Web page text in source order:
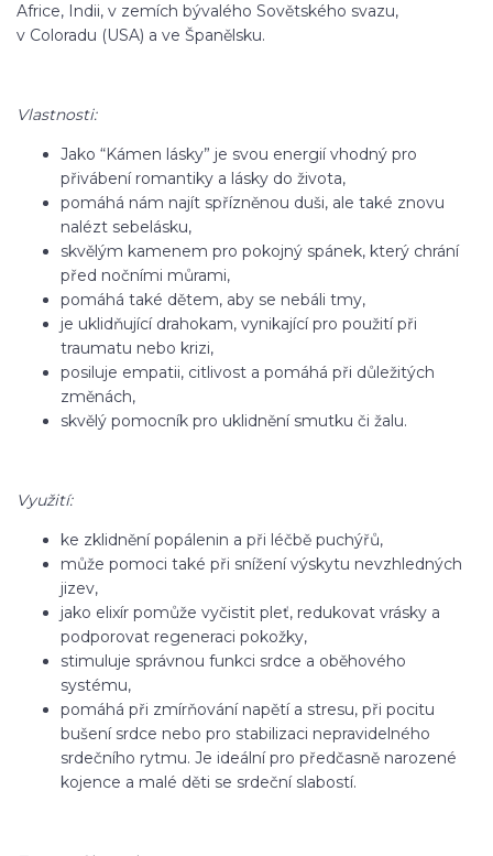
Africe, Indii, v zemích bývalého Sovětského svazu,
v Coloradu (USA) a ve Španělsku.
Vlastnosti:
Jako “Kámen lásky” je svou energií vhodný pro
přivábení romantiky a lásky do života,
pomáhá nám najít spřízněnou duši, ale také znovu
nalézt sebelásku,
skvělým kamenem pro pokojný spánek, který chrání
před nočními můrami,
pomáhá také dětem, aby se nebáli tmy,
je uklidňující drahokam, vynikající pro použití při
traumatu nebo krizi,
posiluje empatii, citlivost a pomáhá při důležitých
změnách,
skvělý pomocník pro uklidnění smutku či žalu.
Využití:
ke zklidnění popálenin a při léčbě puchýřů,
může pomoci také při snížení výskytu nevzhledných
jizev,
jako elixír pomůže vyčistit pleť, redukovat vrásky a
podporovat regeneraci pokožky,
stimuluje správnou funkci srdce a oběhového
systému,
pomáhá při zmírňování napětí a stresu, při pocitu
bušení srdce nebo pro stabilizaci nepravidelného
srdečního rytmu. Je ideální pro předčasně narozené
kojence a malé děti se srdeční slabostí.